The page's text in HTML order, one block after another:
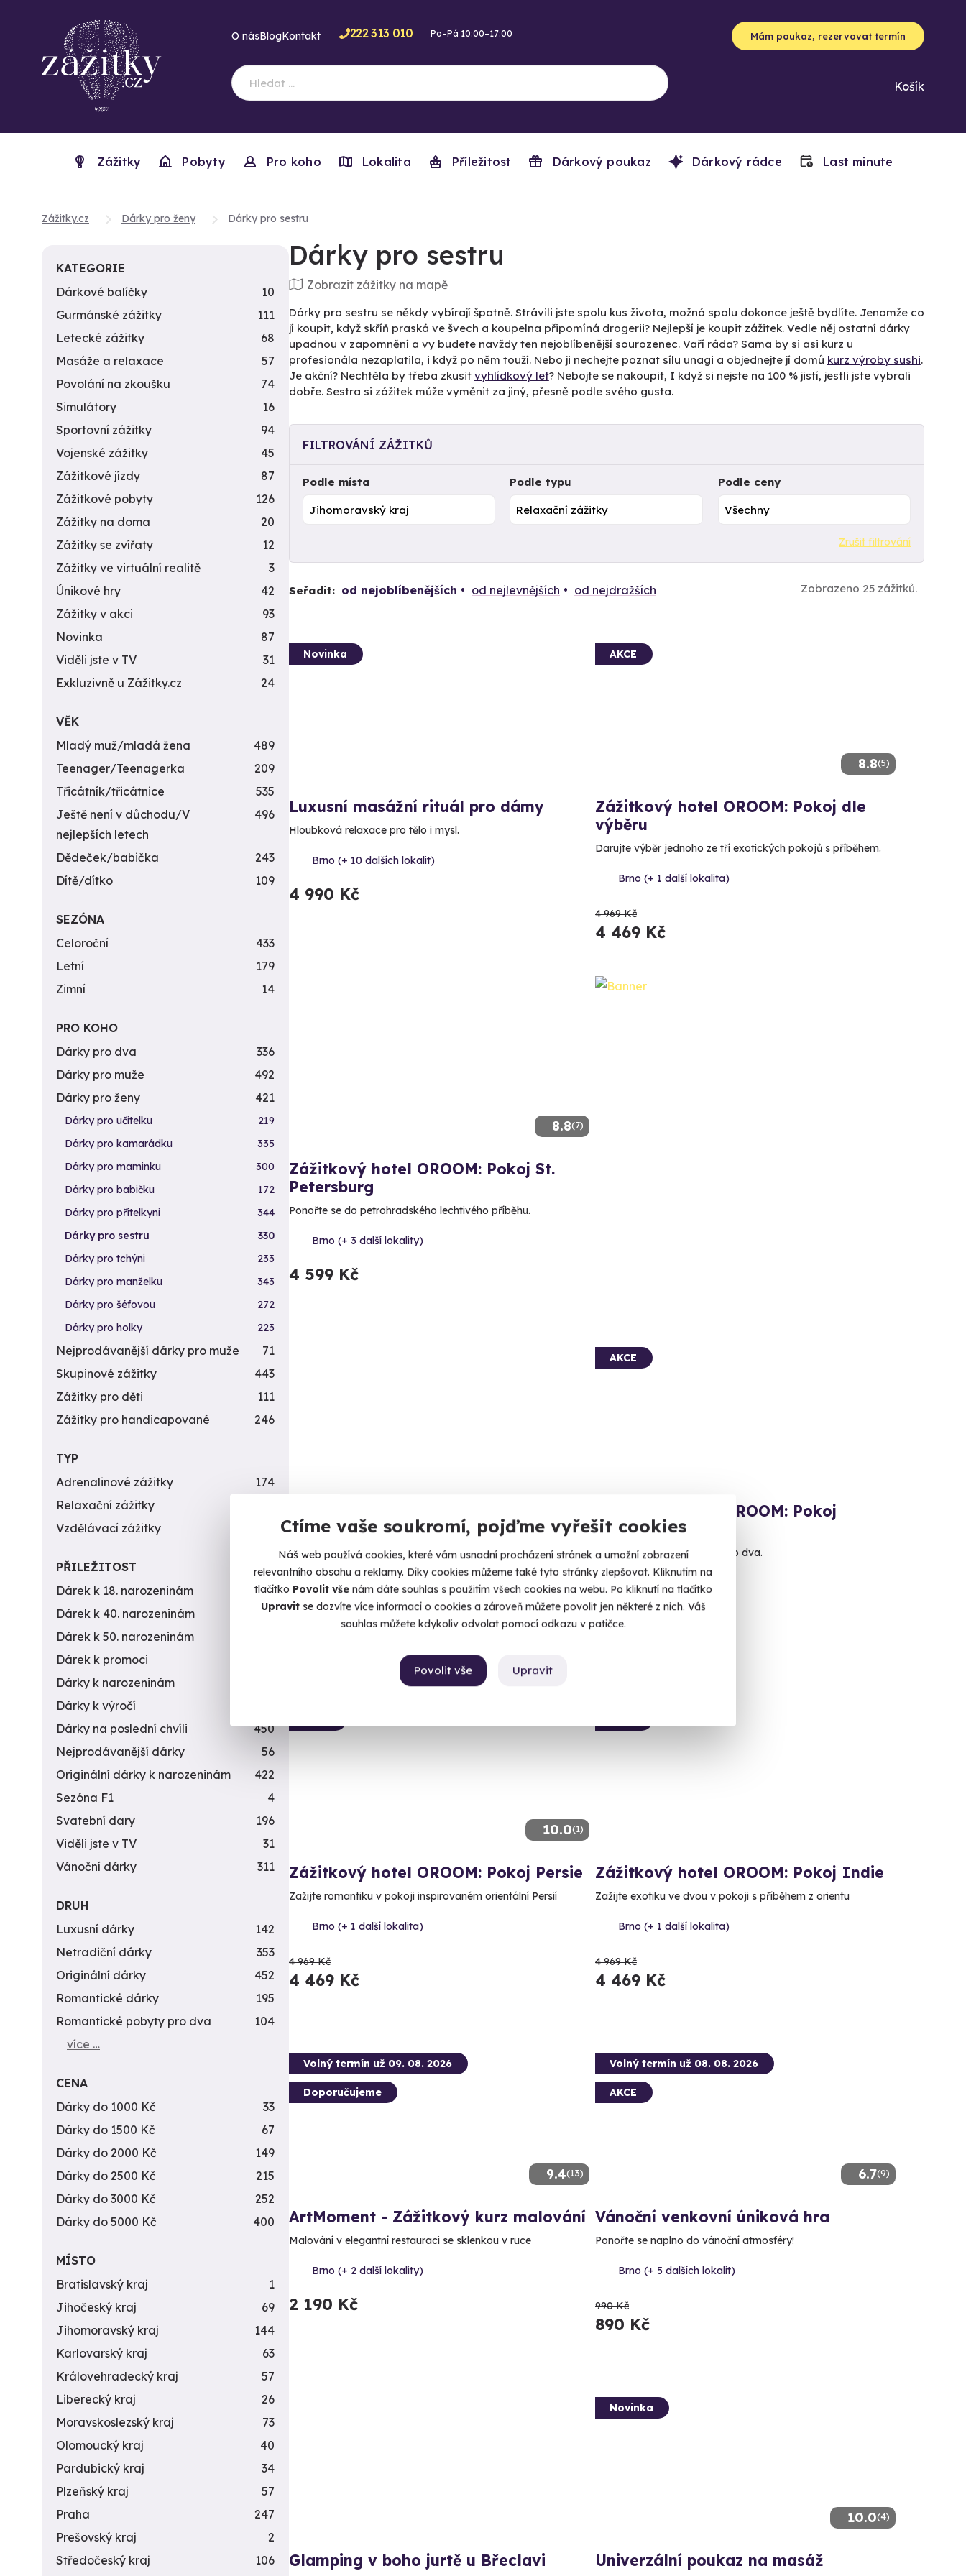
Ctíme vaše soukromí, pojďme vyřešit cookies
Náš web používá cookies, které vám usnadní procházení stránek a umožní zobrazení
relevantního obsahu a reklamy. Díky cookies můžeme také tyto stránky zlepšovat. Kliknutím na
tlačítko Povolit vše nám dáte souhlas s použitím všech cookies na webu. Po kliknutí na tlačítko
Upravitse dozvíte více informací o cookies a zároveň můžete povolit jen některé z nich. Váš
souhlas můžete kdykoliv odvolat pomocí odkazu v patičce.
Upravit
Povolit vše
O násBlogKontakt 222 313 010 Po–Pá 10:00–17:00 Mám poukaz, rezervovat termín
Košík
Zážitky Pobyty Pro koho Lokalita Příležitost Dárkový poukaz Dárkový rádce Last minute
Zážitky.cz Dárky pro ženy Dárky pro sestru
Dárky pro sestru
Zobrazit zážitky na mapě
Dárky pro sestru se někdy vybírají špatně. Strávili jste spolu kus života, možná spolu dokonce ještě bydlíte. Jenomže co
jí koupit, když skříň praská ve švech a koupelna připomíná drogerii? Nejlepší je koupit zážitek. Vedle něj ostatní dárky
upadnou v zapomnění a vy budete navždy ten nejoblíbenější sourozenec. Vaří ráda? Sama by si asi kurz u
profesionála nezaplatila, i když po něm touží. Nebo ji nechejte poznat sílu unagi a objednejte jí domů kurz výroby sushi.
Je akční? Nechtěla by třeba zkusit vyhlídkový let? Nebojte se nakoupit, I když si nejste na 100 % jistí, jestli jste vybrali
dobře. Sestra si zážitek může vyměnit za jiný, přesně podle svého gusta.
FILTROVÁNÍ ZÁŽITKŮ
Podle místa Podle typu Podle ceny
Zrušit filtrování
Seřadit: od nejoblíbenějších od nejlevnějších od nejdražších Zobrazeno 25 zážitků.
Novinka
Luxusní masážní rituál pro dámy
Hloubková relaxace pro tělo i mysl.
Brno (+ 10 dalších lokalit)
4 990 Kč
8.8(5)
AKCE
Zážitkový hotel OROOM: Pokoj dle
výběru
Darujte výběr jednoho ze tří exotických pokojů s příběhem.
Brno (+ 1 další lokalita)
4 969 Kč
4 469 Kč
8.8(7)
Zážitkový hotel OROOM: Pokoj St.
Petersburg
Ponořte se do petrohradského lechtivého příběhu.
Brno (+ 3 další lokality)
4 599 Kč
Japonsko
Vy dva a orientální atmosféra Japonska.
Brno (+ 1 další lokalita)
AKCE
Zážitkový hotel OROOM: Pokoj
Havana
Horká letní noc v Karibiku pro dva.
Brno (+ 3 další lokality)
4 969 Kč
10.0(1)
Zážitkový hotel OROOM: Pokoj Persie
Zažijte romantiku v pokoji inspirovaném orientální Persií
Brno (+ 1 další lokalita)
4 969 Kč
4 469 Kč
Zážitkový hotel OROOM: Pokoj Indie
Zažijte exotiku ve dvou v pokoji s příběhem z orientu
Brno (+ 1 další lokalita)
4 969 Kč
4 469 Kč
9.4(13)
Volný termín už 09. 08. 2026
Doporučujeme
ArtMoment - Zážitkový kurz malování
Malování v elegantní restauraci se sklenkou v ruce
Brno (+ 2 další lokality)
2 190 Kč
6.7(9)
Volný termín už 08. 08. 2026
AKCE
Vánoční venkovní úniková hra
Ponořte se naplno do vánoční atmosféry!
Brno (+ 5 dalších lokalit)
990 Kč
890 Kč
Glamping v boho jurtě u Břeclavi
10.0(4)
Novinka
Univerzální poukaz na masáž
KATEGORIE
Dárkové balíčky
10
Gurmánské zážitky
111
Letecké zážitky
68
Masáže a relaxace
57
Povolání na zkoušku
74
Simulátory
16
Sportovní zážitky
94
Vojenské zážitky
45
Zážitkové jízdy
87
Zážitkové pobyty
126
Zážitky na doma
20
Zážitky se zvířaty
12
Zážitky ve virtuální realitě
3
Únikové hry
42
Zážitky v akci
93
Novinka
87
Viděli jste v TV
31
Exkluzivně u Zážitky.cz
24
VĚK
Mladý muž/mladá žena
489
Teenager/Teenagerka
209
Třicátník/třicátnice
535
Ještě není v důchodu/V
nejlepších letech
496
Dědeček/babička
243
Dítě/dítko
109
SEZÓNA
Celoroční
433
Letní
179
Zimní
14
PRO KOHO
Dárky pro dva
336
Dárky pro muže
492
Dárky pro ženy
421
Dárky pro učitelku
219
Dárky pro kamarádku
335
Dárky pro maminku
300
Dárky pro babičku
172
Dárky pro přítelkyni
344
Dárky pro sestru
330
Dárky pro tchýni
233
Dárky pro manželku
343
Dárky pro šéfovou
272
Dárky pro holky
223
Nejprodávanější dárky pro muže
71
Skupinové zážitky
443
Zážitky pro děti
111
Zážitky pro handicapované
246
TYP
Adrenalinové zážitky
174
Relaxační zážitky
Vzdělávací zážitky
PŘILEŽITOST
Dárek k 18. narozeninám
256
Dárek k 40. narozeninám
453
Dárek k 50. narozeninám
Dárek k promoci
Dárky k narozeninám
Dárky k výročí
Dárky na poslední chvíli
450
Nejprodávanější dárky
56
Originální dárky k narozeninám
422
Sezóna F1
4
Svatební dary
196
Viděli jste v TV
31
Vánoční dárky
311
DRUH
Luxusní dárky
142
Netradiční dárky
353
Originální dárky
452
Romantické dárky
195
Romantické pobyty pro dva
104
více …
CENA
Dárky do 1000 Kč
33
Dárky do 1500 Kč
67
Dárky do 2000 Kč
149
Dárky do 2500 Kč
215
Dárky do 3000 Kč
252
Dárky do 5000 Kč
400
MÍSTO
Bratislavský kraj
1
Jihočeský kraj
69
Jihomoravský kraj
144
Karlovarský kraj
63
Královehradecký kraj
57
Liberecký kraj
26
Moravskoslezský kraj
73
Olomoucký kraj
40
Pardubický kraj
34
Plzeňský kraj
57
Praha
247
Prešovský kraj
2
Středočeský kraj
106